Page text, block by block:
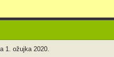
1. ožujka 2020.